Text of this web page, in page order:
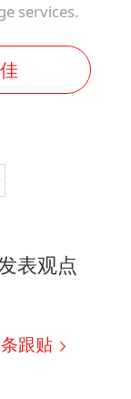
services.
表观点
条跟贴